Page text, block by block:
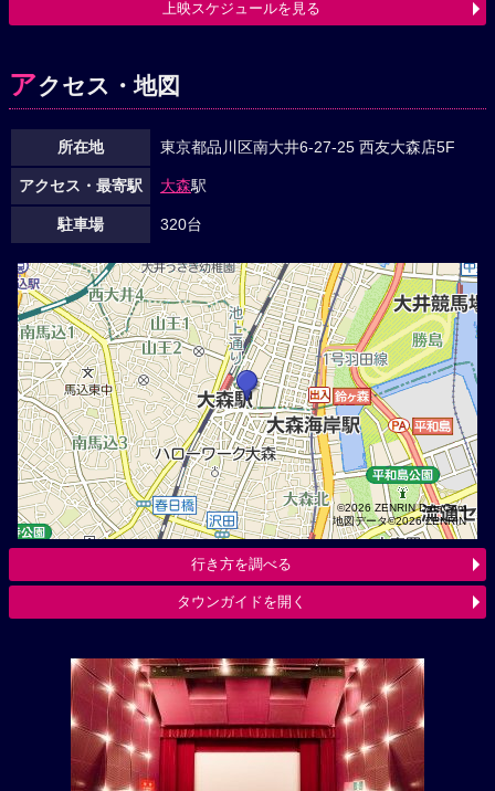
上映スケジュールを見る
アクセス・地図
所在地 東京都品川区南大井6-27-25 西友大森店5F
アクセス・最寄駅 大森駅
駐車場 320台
©2026 ZENRIN DataCom
地図データ©2026 ZENRIN
行き方を調べる
タウンガイドを開く